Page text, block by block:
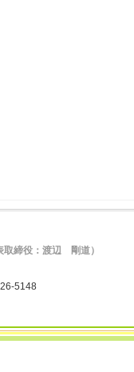
取締役：渡辺 剛道）
5148